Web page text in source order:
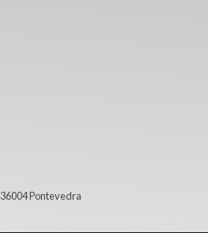
Pontevedra